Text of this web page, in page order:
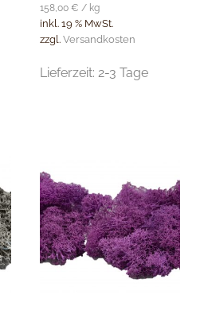
158,00€ / kg
inkl. 19 % MwSt.
zzgl.Versandkosten
Lieferzeit:2-3 Tage